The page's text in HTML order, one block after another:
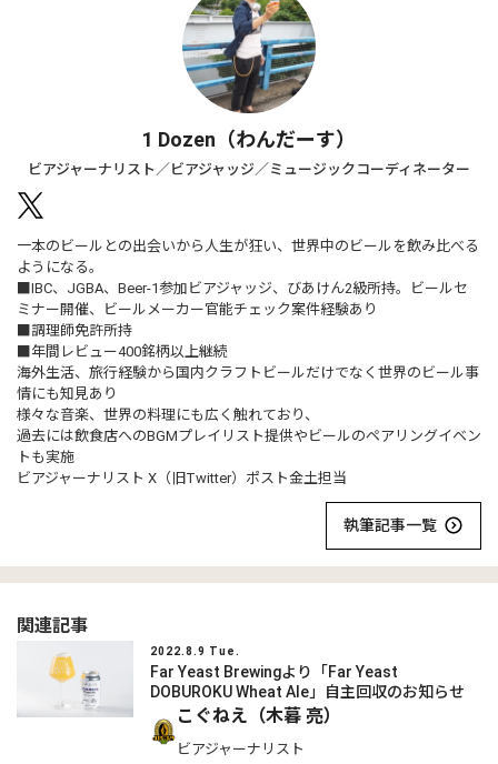
1 Dozen（わんだーす）
ビアジャーナリスト／ビアジャッジ／ミュージックコーディネーター
一本のビールとの出会いから人生が狂い、世界中のビールを飲み比べる
ようになる。
■IBC、JGBA、Beer-1参加ビアジャッジ、びあけん2級所持。ビールセ
ミナー開催、ビールメーカー官能チェック案件経験あり
■調理師免許所持
■年間レビュー400銘柄以上継続
海外生活、旅行経験から国内クラフトビールだけでなく世界のビール事
情にも知見あり
様々な音楽、世界の料理にも広く触れており、
過去には飲食店へのBGMプレイリスト提供やビールのペアリングイベン
トも実施
ビアジャーナリスト X（旧Twitter）ポスト金土担当
執筆記事一覧
関連記事
2022.8.9 Tue.
Far Yeast Brewingより「Far Yeast
DOBUROKU Wheat Ale」自主回収のお知らせ
こぐねえ（木暮 亮）
ビアジャーナリスト